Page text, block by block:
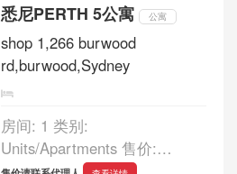
好的了！ 這座水景公寓提供所
有設施，體育館，網球場，還
有很多，超值享受！...
悉尼PERTH 5公寓 公寓
shop 1,266 burwood
rd,burwood,Sydney
房间: 1 类别:
Units/Apartments 售价: